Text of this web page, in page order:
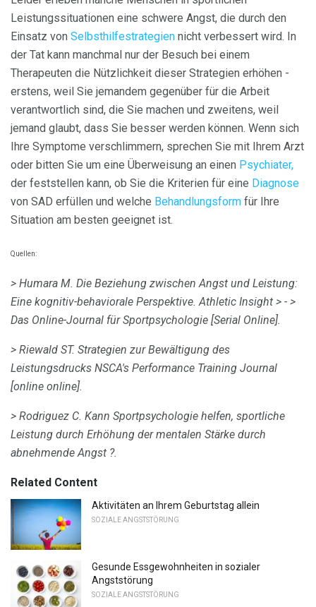
Leistungssituationen eine schwere Angst, die durch den
Einsatz von Selbsthilfestrategien nicht verbessert wird. In
der Tat kann manchmal nur der Besuch bei einem
Therapeuten die Nützlichkeit dieser Strategien erhöhen -
erstens, weil Sie jemandem gegenüber für die Arbeit
verantwortlich sind, die Sie machen und zweitens, weil
jemand glaubt, dass Sie besser werden können. Wenn sich
Ihre Symptome verschlimmern, sprechen Sie mit Ihrem Arzt
oder bitten Sie um eine Überweisung an einen Psychiater,
der feststellen kann, ob Sie die Kriterien für eine Diagnose
von SAD erfüllen und welche Behandlungsform für Ihre
Situation am besten geeignet ist.
Quellen:
> Humara M. Die Beziehung zwischen Angst und Leistung:
Eine kognitiv-behaviorale Perspektive. Athletic Insight > - >
Das Online-Journal für Sportpsychologie [Serial Online].
> Riewald ST. Strategien zur Bewältigung des
Leistungsdrucks NSCA's Performance Training Journal
[online online].
> Rodriguez C. Kann Sportpsychologie helfen, sportliche
Leistung durch Erhöhung der mentalen Stärke durch
abnehmende Angst ?.
Related Content
Aktivitäten an Ihrem Geburtstag allein
SOZIALE ANGSTSTÖRUNG
Gesunde Essgewohnheiten in sozialer
Angststörung
SOZIALE ANGSTSTÖRUNG